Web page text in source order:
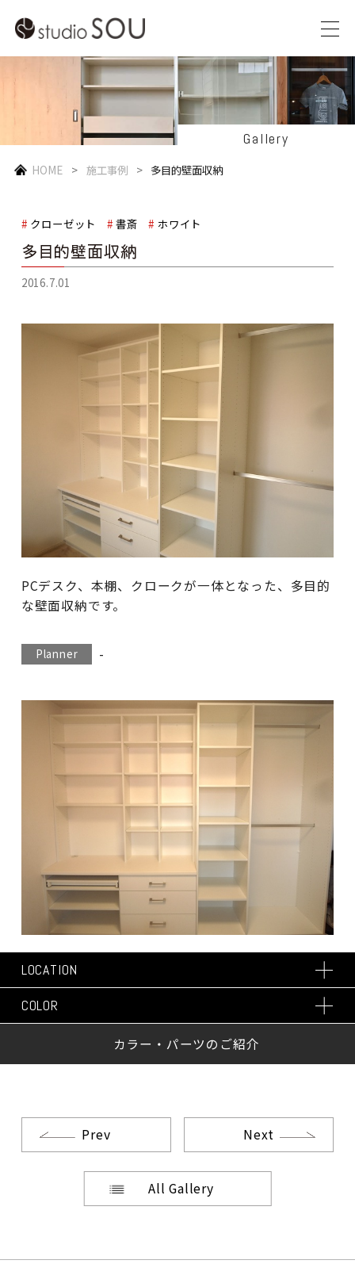
Gallery
HOME 施工事例 多目的壁面収納
クローゼット 書斎 ホワイト
多目的壁面収納
2016.7.01
PCデスク、本棚、クロークが一体となった、多目的
な壁面収納です。
Planner -
LOCATION
COLOR
カラー・パーツのご紹介
Prev
All Gallery
Next